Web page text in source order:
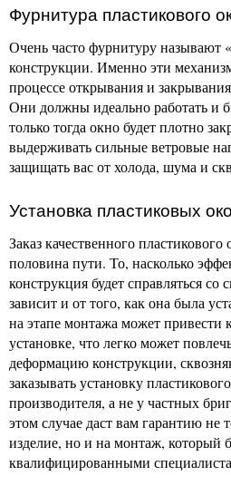
Фурнитура пластикового
Очень часто фурнитуру
конструкции. Именно эти
процессе открывания и
Они должны идеально работать и
только тогда окно будет плотно
выдерживать сильные ветровые
защищать вас от холода, шума и
Установка пластиковых
Заказ качественного пластикового
половина пути. То, насколько
конструкция будет справляться
зависит и от того, как она была
на этапе монтажа может привести
установке, что легко может
деформацию конструкции,
заказывать установку
производителя, а не у частных
этом случае даст вам гарантию не
изделие, но и на монтаж, который
квалифицированными